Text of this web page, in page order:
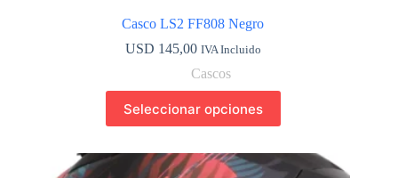
Casco LS2 FF808 Negro
USD 145,00 IVA Incluido
Cascos
Seleccionar opciones
producto
tiene
variantes.